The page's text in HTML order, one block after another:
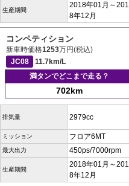
生産期間
2018年01月～201
8年12月
コンペティション
新車時価格1253万円(税込)
JC08
11.7km/L
満タンでどこまで走る？
702km
排気量 2979cc
ミッション フロア6MT
最大出力 450ps/7000rpm
生産期間
2018年01月～201
8年12月